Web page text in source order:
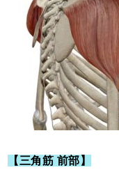
【三角筋 前部】